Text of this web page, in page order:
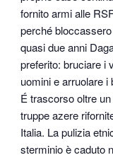
fornito armi alle
perché
quasi due anni
preferito: bruciare i
uomini e arruolare i
É trascorso oltre un
truppe azere
Italia. La pulizia
sterminio è caduto